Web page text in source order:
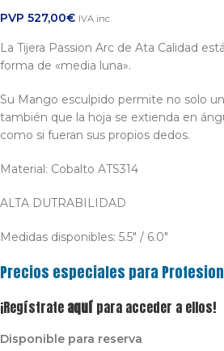
PVP 527,00€ IVA inc.
La Tijera Passion Arc de Ata Calidad
forma de «media luna».
Su Mango esculpido permite no solo
también que la hoja se extienda en
como si fueran sus propios dedos.
Material: Cobalto ATS314
ALTA DUTRABILIDAD
Medidas disponibles: 5.5″ / 6.0″
Precios especiales para
¡Regístrate aquí para acceder a ellos!
Disponible para reserva